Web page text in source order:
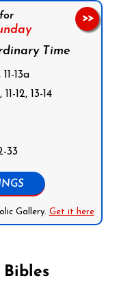
Time
13a
12, 13-14
33
Gallery. Get it here
>>
Bibles